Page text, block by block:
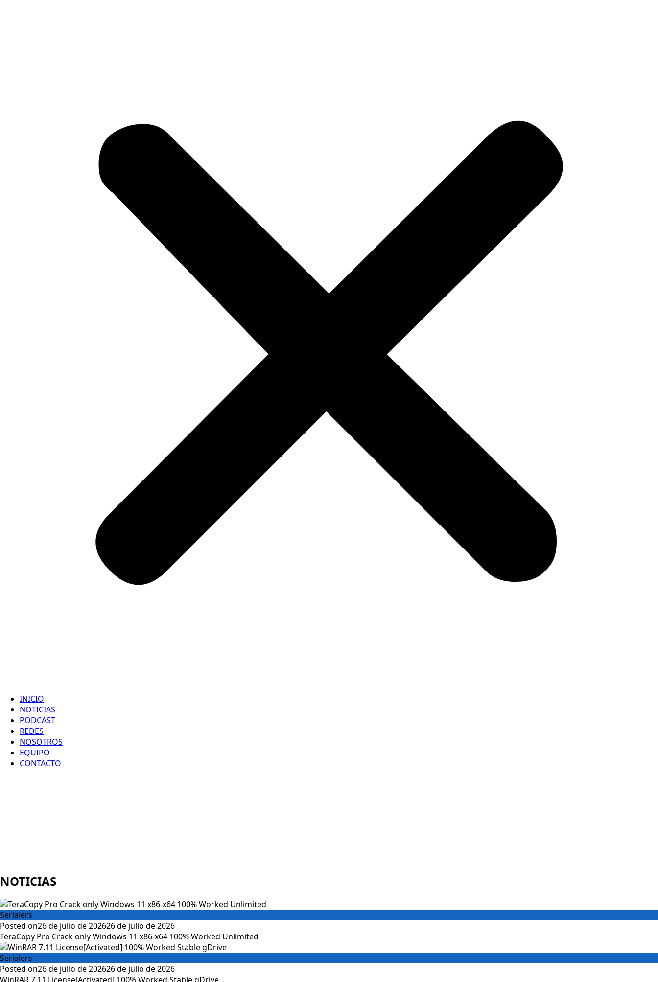
INICIO
NOTICIAS
PODCAST
REDES
NOSOTROS
EQUIPO
CONTACTO
NOTICIAS
Serialers
Posted on26 de julio de 202626 de julio de 2026
TeraCopy Pro Crack only Windows 11 x86-x64 100% Worked Unlimited
Serialers
Posted on26 de julio de 202626 de julio de 2026
WinRAR 7.11 License[Activated] 100% Worked Stable gDrive